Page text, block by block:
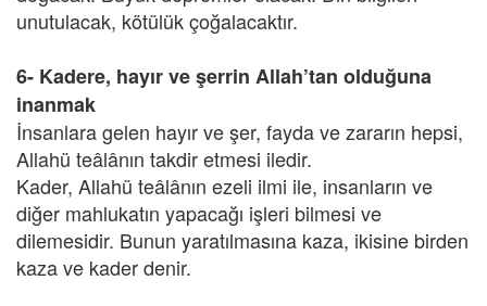
unutulacak, kötülük çoğalacaktır.
6- Kadere, hayır ve şerrin Allah’tan olduğuna
inanmak
İnsanlara gelen hayır ve şer, fayda ve zararın hepsi,
Allahü teâlânın takdir etmesi iledir.
Kader, Allahü teâlânın ezeli ilmi ile, insanların ve
diğer mahlukatın yapacağı işleri bilmesi ve
dilemesidir. Bunun yaratılmasına kaza, ikisine birden
kaza ve kader denir.